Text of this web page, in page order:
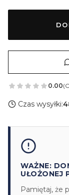
0.00
Czas wysyłki:
WAŻNE:
UŁOŻONEJ
Pamiętaj, że